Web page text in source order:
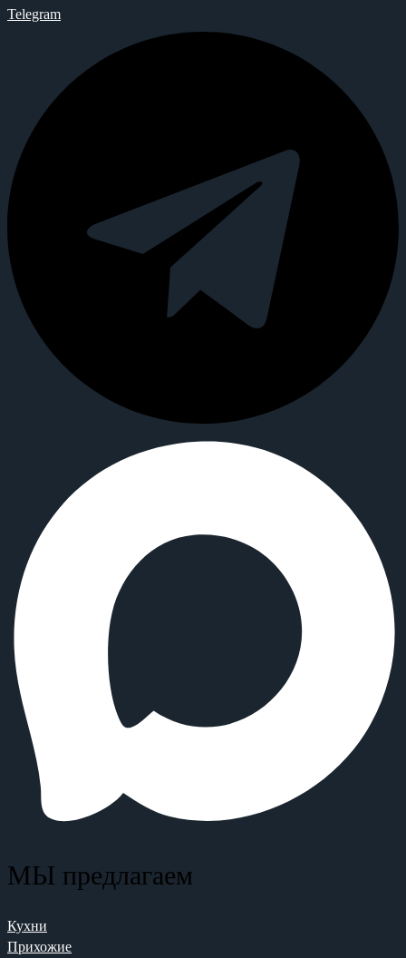
Telegram
МЫ предлагаем
Кухни
Прихожие